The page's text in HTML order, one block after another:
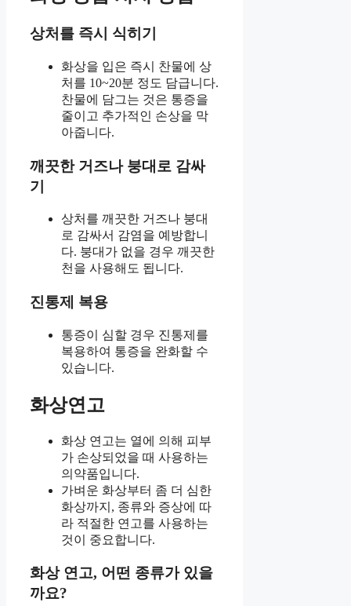
상처를 즉시 식히기
화상을 입은 즉시 찬물에 상
처를 10~20분 정도 담급니다.
찬물에 담그는 것은 통증을
줄이고 추가적인 손상을 막
아줍니다.
깨끗한 거즈나 붕대로 감싸
기
상처를 깨끗한 거즈나 붕대
로 감싸서 감염을 예방합니
다. 붕대가 없을 경우 깨끗한
천을 사용해도 됩니다.
진통제 복용
통증이 심할 경우 진통제를
복용하여 통증을 완화할 수
있습니다.
화상연고
화상 연고는 열에 의해 피부
가 손상되었을 때 사용하는
의약품입니다.
가벼운 화상부터 좀 더 심한
화상까지, 종류와 증상에 따
라 적절한 연고를 사용하는
것이 중요합니다.
화상 연고, 어떤 종류가 있을
까요?